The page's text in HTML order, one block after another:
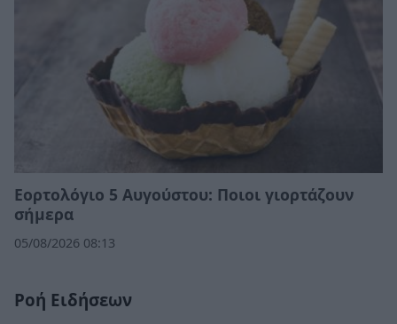
Εορτολόγιο 5 Αυγούστου: Ποιοι γιορτάζουν
σήμερα
05/08/2026 08:13
Ροή Ειδήσεων